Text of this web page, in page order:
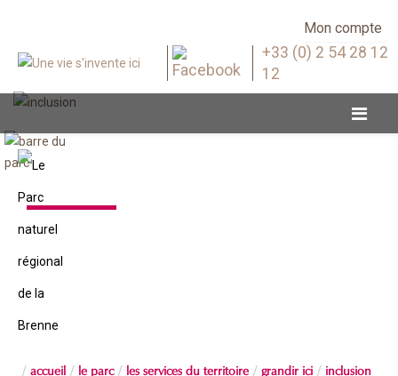
Mon compte
+33 (0) 2 54 28 12
12
accueil le parc les services du territoire grandir ici inclusion